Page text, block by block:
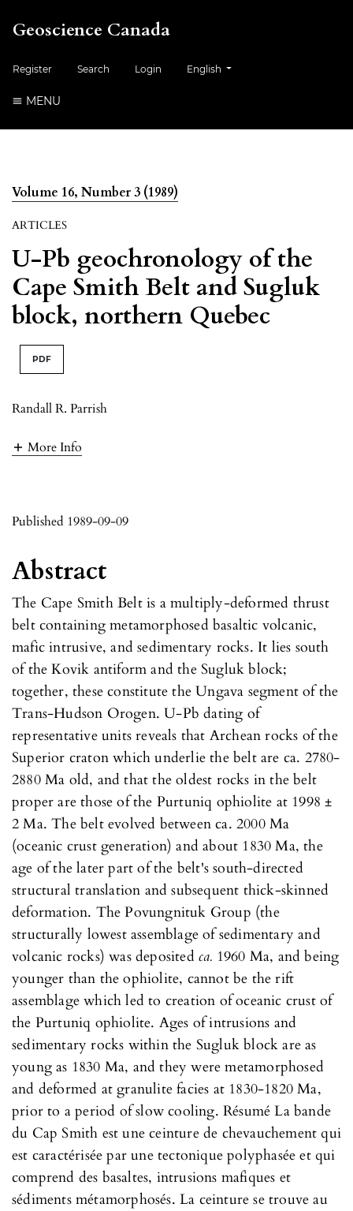
Geoscience Canada
Register Search Login English
MENU
Volume 16, Number 3 (1989)
ARTICLES
U-Pb geochronology of the
Cape Smith Belt and Sugluk
block, northern Quebec
PDF
Randall R. Parrish
More Info
Published 1989-09-09
Abstract
The Cape Smith Belt is a multiply-deformed thrust
belt containing metamorphosed basaltic volcanic,
mafic intrusive, and sedimentary rocks. It lies south
of the Kovik antiform and the Sugluk block;
together, these constitute the Ungava segment of the
Trans-Hudson Orogen. U-Pb dating of
representative units reveals that Archean rocks of the
Superior craton which underlie the belt are ca. 2780-
2880 Ma old, and that the oldest rocks in the belt
proper are those of the Purtuniq ophiolite at 1998 ±
2 Ma. The belt evolved between ca. 2000 Ma
(oceanic crust generation) and about 1830 Ma, the
age of the later part of the belt's south-directed
structural translation and subsequent thick-skinned
deformation. The Povungnituk Group (the
structurally lowest assemblage of sedimentary and
volcanic rocks) was deposited ca. 1960 Ma, and being
younger than the ophiolite, cannot be the rift
assemblage which led to creation of oceanic crust of
the Purtuniq ophiolite. Ages of intrusions and
sedimentary rocks within the Sugluk block are as
young as 1830 Ma, and they were metamorphosed
and deformed at granulite facies at 1830-1820 Ma,
prior to a period of slow cooling. Résumé La bande
du Cap Smith est une ceinture de chevauchement qui
est caractérisée par une tectonique polyphasée et qui
comprend des basaltes, intrusions mafiques et
sédiments métamorphosés. La ceinture se trouve au